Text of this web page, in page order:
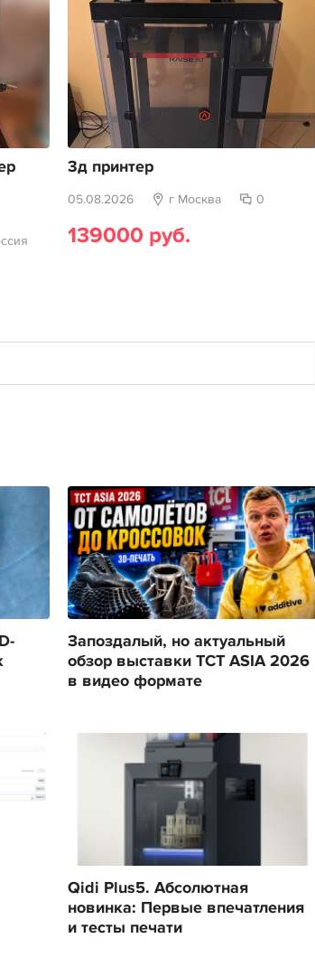
3д принтер
05.08.2026 г Москва 0
139000 руб.
Запоздалый, но актуальный
обзор выставки TCT ASIA 2026
в видео формате
Qidi Plus5. Абсолютная
новинка: Первые впечатления
и тесты печати